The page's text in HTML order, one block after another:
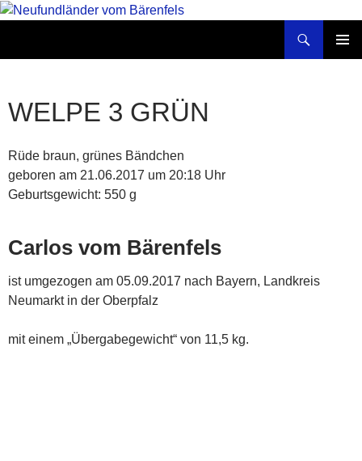
Zum
WELPE 3 GRÜN
Rüde braun, grünes Bändchen
geboren am 21.06.2017 um 20:18 Uhr
Geburtsgewicht: 550 g
Carlos vom Bärenfels
ist umgezogen am 05.09.2017 nach Bayern, Landkreis
Neumarkt in der Oberpfalz
mit einem „Übergabegewicht“ von 11,5 kg.